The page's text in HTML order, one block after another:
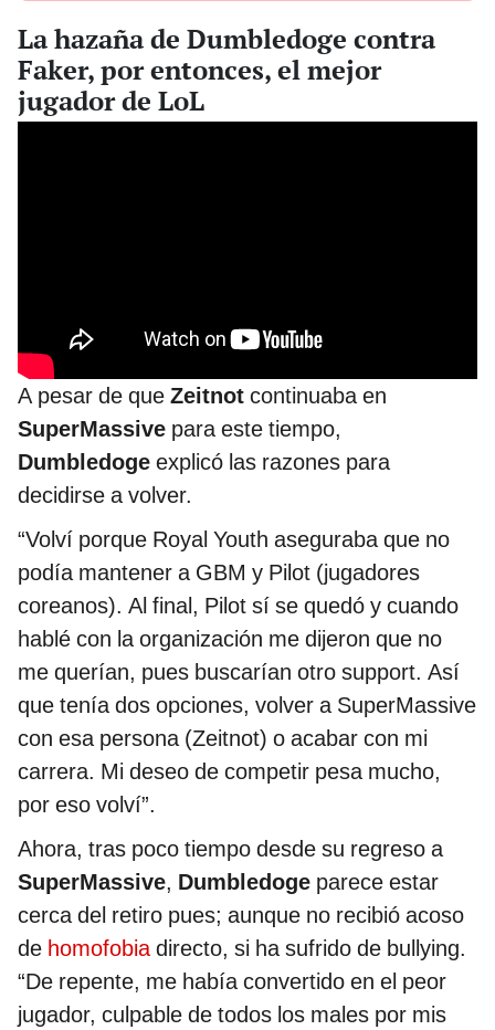
La hazaña de Dumbledoge contra
Faker, por entonces, el mejor
jugador de LoL
A pesar de que Zeitnot continuaba en
SuperMassive para este tiempo,
Dumbledoge explicó las razones para
decidirse a volver.
“Volví porque Royal Youth aseguraba que no
podía mantener a GBM y Pilot (jugadores
coreanos). Al final, Pilot sí se quedó y cuando
hablé con la organización me dijeron que no
me querían, pues buscarían otro support. Así
que tenía dos opciones, volver a SuperMassive
con esa persona (Zeitnot) o acabar con mi
carrera. Mi deseo de competir pesa mucho,
por eso volví”.
Ahora, tras poco tiempo desde su regreso a
SuperMassive, Dumbledoge parece estar
cerca del retiro pues; aunque no recibió acoso
de homofobia directo, si ha sufrido de bullying.
“De repente, me había convertido en el peor
jugador, culpable de todos los males por mis